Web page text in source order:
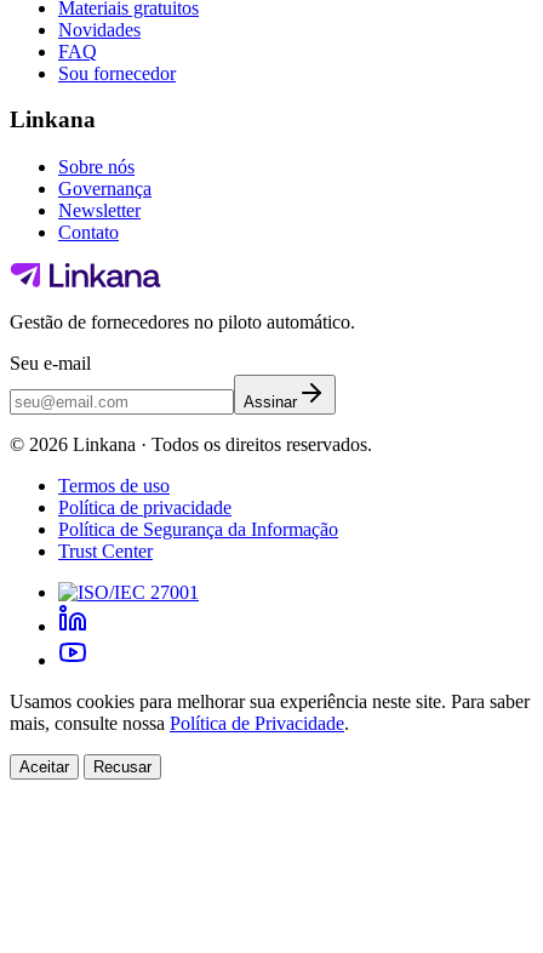
Materiais gratuitos
Novidades
FAQ
Sou fornecedor
Linkana
Sobre nós
Governança
Newsletter
Contato
Gestão de fornecedores no piloto automático.
Seu e-mail
Assinar
© 2026 Linkana · Todos os direitos reservados.
Termos de uso
Política de privacidade
Política de Segurança da Informação
Trust Center
Usamos cookies para melhorar sua experiência neste site. Para saber
mais, consulte nossa Política de Privacidade.
Aceitar Recusar